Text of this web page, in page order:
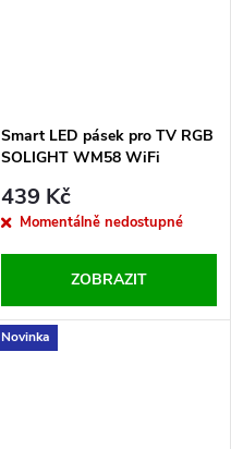
Smart LED pásek pro TV RGB
SOLIGHT WM58 WiFi
439 Kč
Momentálně nedostupné
ZOBRAZIT
Novinka